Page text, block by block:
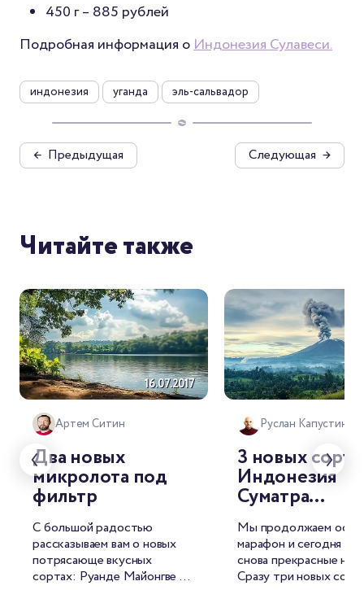
450 г – 885 рублей
Подробная информация оИндонезия Сулавеси.
индонезия уганда эль-сальвадор
← Предыдущая Следующая →
Читайте также
16.07.2017
Артем Ситин
Два новых
микролота под
фильтр
С большой радостью
рассказываем вам о новых
потрясающе вкусных
сортах: Руанде Майонгве и
Руслан Капустин
3 новых
Индонезия
Суматра
выдержанная,
смесь
и Бразилия
Ипанема
Мы продолжаем
марафон и сегодня у
снова прекрасные
Сразу три новых